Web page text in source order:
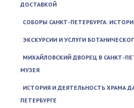
ДОСТАВКОЙ
СОБОРЫ САНКТ-ПЕТЕРБУРГА:
ЭКСКУРСИИ И УСЛУГИ
МИХАЙЛОВСКИЙ ДВОРЕЦ В САНКТ-
МУЗЕЯ
ИСТОРИЯ И ДЕЯТЕЛЬНОСТЬ ХРАМА
ПЕТЕРБУРГЕ